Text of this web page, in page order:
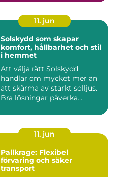
11. jun
Solskydd som skapar
komfort, hållbarhet och stil
i hemmet
Att välja rätt Solskydd
handlar om mycket mer än
att skärma av starkt solljus.
Bra lösningar påverka...
11. jun
Pallkrage: Flexibel
förvaring och säker
transport